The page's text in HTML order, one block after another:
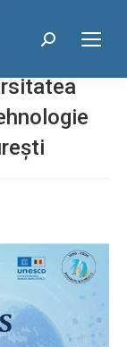
Search: